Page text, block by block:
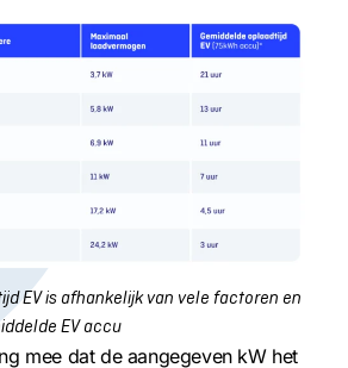
EV is afhankelijk van vele factoren en
EV accu
mee dat de aangegeven kW het